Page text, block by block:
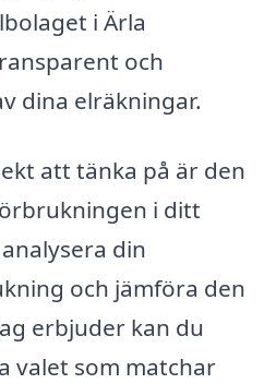
i Ärla
och
dina elräkningar.
att tänka på är den
i ditt
din
och jämföra den
erbjuder kan du
valet som matchar